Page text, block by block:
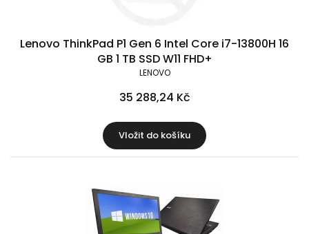
Lenovo ThinkPad P1 Gen 6 Intel Core i7-13800H 16
GB 1 TB SSD W11 FHD+
LENOVO
35 288,24 Kč
Vložit do košíku